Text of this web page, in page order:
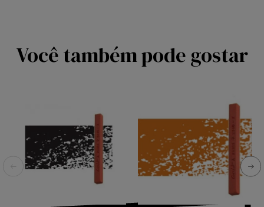
Você também pode gostar